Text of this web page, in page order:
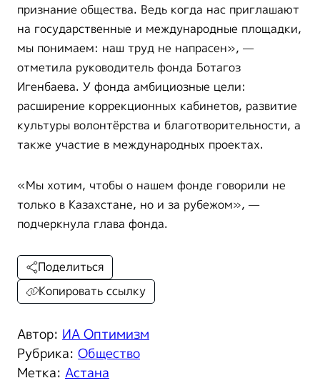
признание общества. Ведь когда нас приглашают
на государственные и международные площадки,
мы понимаем: наш труд не напрасен», —
отметила руководитель фонда Ботагоз
Игенбаева. У фонда амбициозные цели:
расширение коррекционных кабинетов, развитие
культуры волонтёрства и благотворительности, а
также участие в международных проектах.
«Мы хотим, чтобы о нашем фонде говорили не
только в Казахстане, но и за рубежом», —
подчеркнула глава фонда.
Автор: ИА Оптимизм
Рубрика: Общество
Метка: Астана
Поделиться
Копировать ссылку